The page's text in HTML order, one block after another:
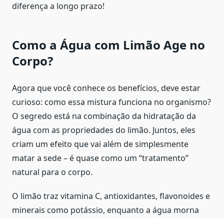
diferença a longo prazo!
Como a Água com Limão Age no
Corpo?
Agora que você conhece os benefícios, deve estar
curioso: como essa mistura funciona no organismo?
O segredo está na combinação da hidratação da
água com as propriedades do limão. Juntos, eles
criam um efeito que vai além de simplesmente
matar a sede – é quase como um “tratamento”
natural para o corpo.
O limão traz vitamina C, antioxidantes, flavonoides e
minerais como potássio, enquanto a água morna